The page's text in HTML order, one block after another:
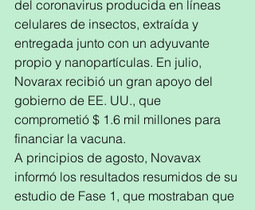
del coronavirus producida en líneas
celulares de insectos, extraída y
entregada junto con un adyuvante
propio y nanopartículas. En julio,
Novarax recibió un gran apoyo del
gobierno de EE. UU., que
comprometió $ 1.6 mil millones para
financiar la vacuna.
A principios de agosto, Novavax
informó los resultados resumidos de su
estudio de Fase 1, que mostraban que